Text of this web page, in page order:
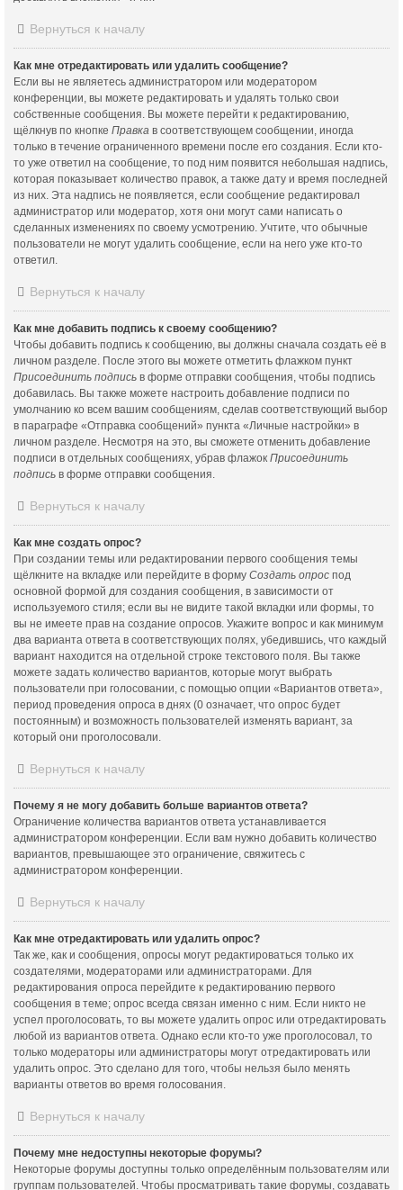
Вернуться к началу
Как мне отредактировать или удалить сообщение?
Если вы не являетесь администратором или модератором
конференции, вы можете редактировать и удалять только свои
собственные сообщения. Вы можете перейти к редактированию,
щёлкнув по кнопке Правка в соответствующем сообщении, иногда
только в течение ограниченного времени после его создания. Если кто-
то уже ответил на сообщение, то под ним появится небольшая надпись,
которая показывает количество правок, а также дату и время последней
из них. Эта надпись не появляется, если сообщение редактировал
администратор или модератор, хотя они могут сами написать о
сделанных изменениях по своему усмотрению. Учтите, что обычные
пользователи не могут удалить сообщение, если на него уже кто-то
ответил.
Вернуться к началу
Как мне добавить подпись к своему сообщению?
Чтобы добавить подпись к сообщению, вы должны сначала создать её в
личном разделе. После этого вы можете отметить флажком пункт
Присоединить подпись в форме отправки сообщения, чтобы подпись
добавилась. Вы также можете настроить добавление подписи по
умолчанию ко всем вашим сообщениям, сделав соответствующий выбор
в параграфе «Отправка сообщений» пункта «Личные настройки» в
личном разделе. Несмотря на это, вы сможете отменить добавление
подписи в отдельных сообщениях, убрав флажок Присоединить
подпись в форме отправки сообщения.
Вернуться к началу
Как мне создать опрос?
При создании темы или редактировании первого сообщения темы
щёлкните на вкладке или перейдите в форму Создать опрос под
основной формой для создания сообщения, в зависимости от
используемого стиля; если вы не видите такой вкладки или формы, то
вы не имеете прав на создание опросов. Укажите вопрос и как минимум
два варианта ответа в соответствующих полях, убедившись, что каждый
вариант находится на отдельной строке текстового поля. Вы также
можете задать количество вариантов, которые могут выбрать
пользователи при голосовании, с помощью опции «Вариантов ответа»,
период проведения опроса в днях (0 означает, что опрос будет
постоянным) и возможность пользователей изменять вариант, за
который они проголосовали.
Вернуться к началу
Почему я не могу добавить больше вариантов ответа?
Ограничение количества вариантов ответа устанавливается
администратором конференции. Если вам нужно добавить количество
вариантов, превышающее это ограничение, свяжитесь с
администратором конференции.
Вернуться к началу
Как мне отредактировать или удалить опрос?
Так же, как и сообщения, опросы могут редактироваться только их
создателями, модераторами или администраторами. Для
редактирования опроса перейдите к редактированию первого
сообщения в теме; опрос всегда связан именно с ним. Если никто не
успел проголосовать, то вы можете удалить опрос или отредактировать
любой из вариантов ответа. Однако если кто-то уже проголосовал, то
только модераторы или администраторы могут отредактировать или
удалить опрос. Это сделано для того, чтобы нельзя было менять
варианты ответов во время голосования.
Вернуться к началу
Почему мне недоступны некоторые форумы?
Некоторые форумы доступны только определённым пользователям или
группам пользователей. Чтобы просматривать такие форумы, создавать